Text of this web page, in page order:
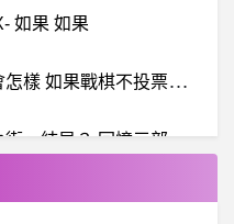
如果 如果
英
雄聯盟- 如果戰棋不投票會怎樣 如果戰棋不投票會怎樣
電
影- 回憶三部曲的「大砲之街」結局？ 回憶三部曲的「大砲之街」結局？
入坑網殺版本